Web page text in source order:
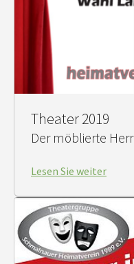
Theater 2019
Der möblierte Herr
Lesen Sie weiter